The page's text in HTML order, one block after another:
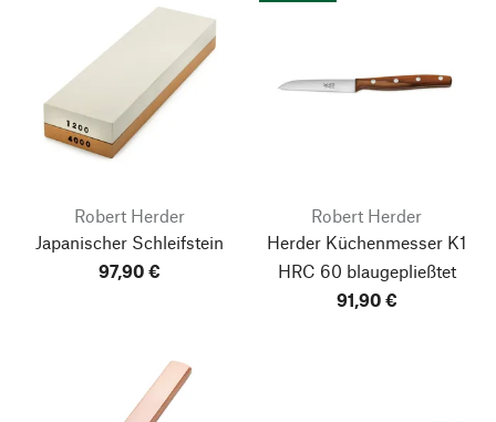
Robert Herder
Japanischer Schleifstein
97,90 €
Robert Herder
Herder Küchenmesser K1
HRC 60 blaugepließtet
91,90 €